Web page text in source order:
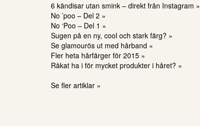
6 kändisar utan smink – direkt från Instagram »
No ’poo – Del 2 »
No ‘Poo – Del 1 »
Sugen på en ny, cool och stark färg? »
Se glamourös ut med hårband »
Fler heta hårfärger för 2015 »
Råkat ha i för mycket produkter i håret? »
Se fler artiklar »